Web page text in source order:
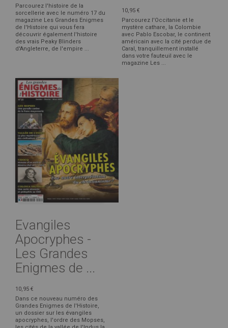
Parcourez l'histoire de la
sorcellerie avec le numéro 17 du
magazine Les Grandes Enigmes
de l'Histoire qui vous fera
découvrir également l'histoire
des vrais Peaky Blinders
d'Angleterre, de l'empire ...
10,95 €
Parcourez l'Occitanie et le
mystère cathare, la Colombie
avec Pablo Escobar, le continent
américain avec la cité perdue de
Caral, tranquillement installé
dans votre fauteuil avec le
magazine Les ...
Evangiles
Apocryphes -
Les Grandes
Enigmes de ...
10,95 €
Dans ce nouveau numéro des
Grandes Enigmes de l'Histoire,
un dossier sur les évangiles
apocryphes, l'ordre des Mopses,